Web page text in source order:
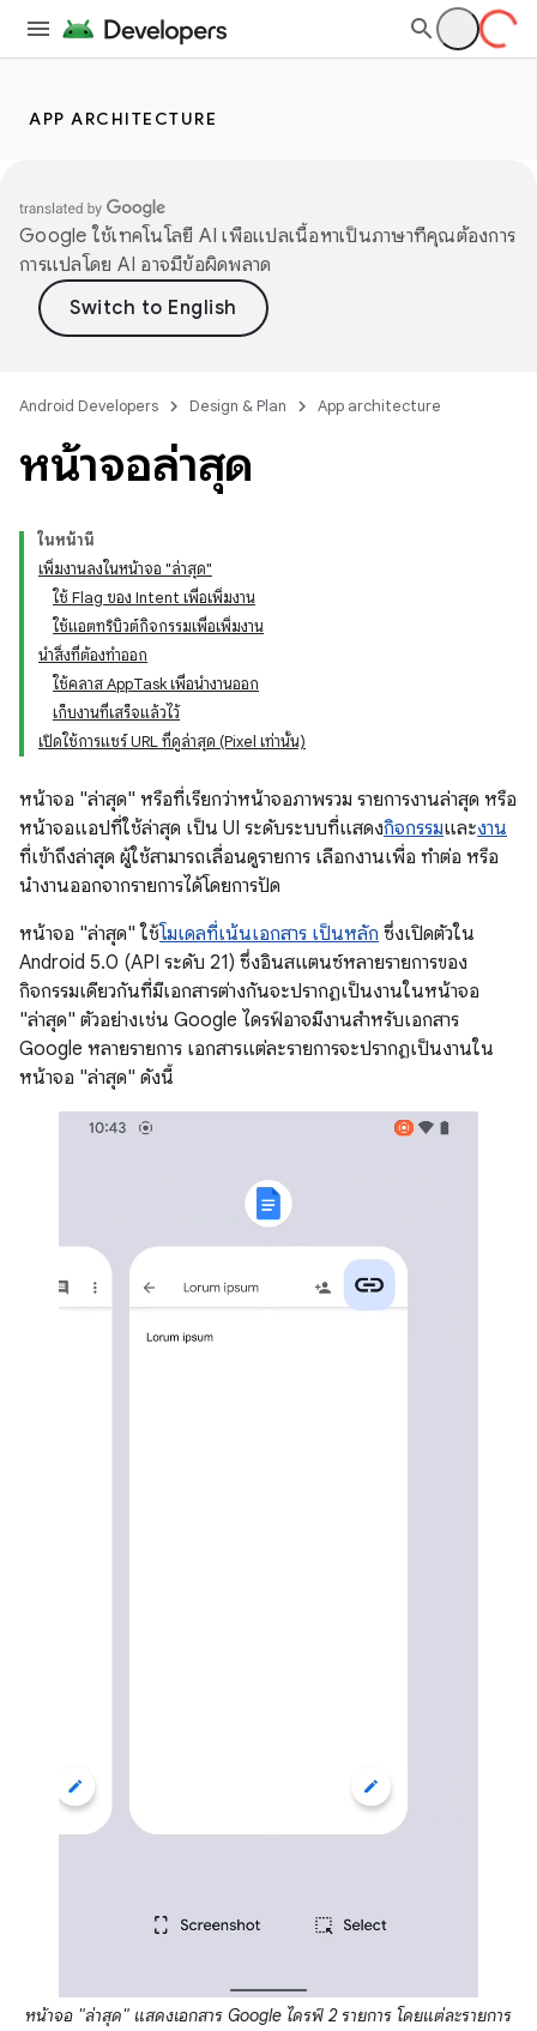
APP ARCHITECTURE
Google ใช้เทคโนโลยี AI เพื่อแปลเนื้อหาเป็นภาษาที่คุณต้องการ
การแปลโดย AI อาจมีข้อผิดพลาด
Android Developers Design & Plan App architecture
หน้าจอล่าสุด
ในหน้านี้
เพิ่มงานลงในหน้าจอ "ล่าสุด"
ใช้ Flag ของ Intent เพื่อเพิ่มงาน
ใช้แอตทริบิวต์กิจกรรมเพื่อเพิ่มงาน
นำสิ่งที่ต้องทำออก
ใช้คลาส AppTask เพื่อนำงานออก
เก็บงานที่เสร็จแล้วไว้
เปิดใช้การแชร์ URL ที่ดูล่าสุด (Pixel เท่านั้น)
หน้าจอ "ล่าสุด" หรือที่เรียกว่าหน้าจอภาพรวม รายการงานล่าสุด หรือ
หน้าจอแอปที่ใช้ล่าสุด เป็น UI ระดับระบบที่แสดงกิจกรรมและงาน
ที่เข้าถึงล่าสุด ผู้ใช้สามารถเลื่อนดูรายการ เลือกงานเพื่อ ทำต่อ หรือ
นำงานออกจากรายการได้โดยการปัด
หน้าจอ "ล่าสุด" ใช้โมเดลที่เน้นเอกสาร เป็นหลัก ซึ่งเปิดตัวใน
Android 5.0 (API ระดับ 21) ซึ่งอินสแตนซ์หลายรายการของ
กิจกรรมเดียวกันที่มีเอกสารต่างกันจะปรากฏเป็นงานในหน้าจอ
"ล่าสุด" ตัวอย่างเช่น Google ไดรฟ์อาจมีงานสำหรับเอกสาร
Google หลายรายการ เอกสารแต่ละรายการจะปรากฏเป็นงานใน
หน้าจอ "ล่าสุด" ดังนี้
หน้าจอ "ล่าสุด" แสดงเอกสาร Google ไดรฟ์ 2 รายการ โดยแต่ละรายการ